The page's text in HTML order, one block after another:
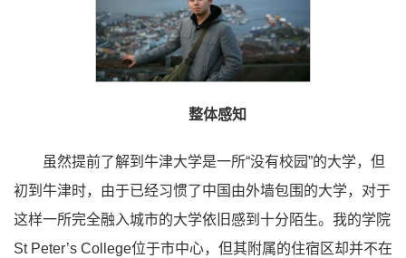
整体感知
虽然提前了解到牛津大学是一所“没有校园”的大学，但
初到牛津时，由于已经习惯了中国由外墙包围的大学，对于
这样一所完全融入城市的大学依旧感到十分陌生。我的学院
St Peter’s College位于市中心，但其附属的住宿区却并不在